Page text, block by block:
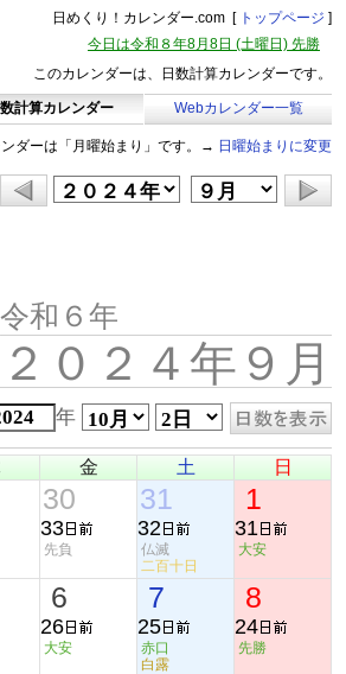
日めくり！カレンダー.com [ トップページ ]
今日は令和８年8月8日 (土曜日) 先勝
このカレンダーは、日数計算カレンダーです。
数計算カレンダー Webカレンダー一覧
ダーは「月曜始まり」です。→ 日曜始まりに変更
令和６年
２０２４年９月
年
金 土 日
30
33
先負
31
32
仏滅
二百十日
1
31
大安
6
26
大安
7
25
赤口
白露
8
24
先勝